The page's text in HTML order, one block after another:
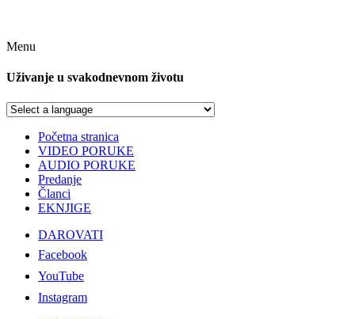
Menu
Uživanje u svakodnevnom životu
Početna stranica
VIDEO PORUKE
AUDIO PORUKE
Predanje
Članci
EKNJIGE
DAROVATI
Facebook
YouTube
Instagram